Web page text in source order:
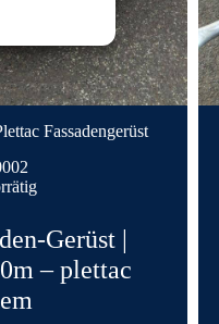
Fassadengerüst
Gerüst |
– plettac